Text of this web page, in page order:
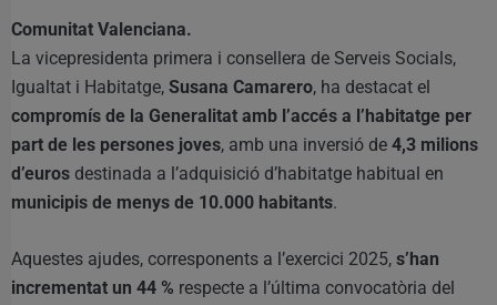
Comunitat Valenciana.
La vicepresidenta primera i consellera de Serveis Socials,
Igualtat i Habitatge, Susana Camarero, ha destacat el
compromís de la Generalitat amb l’accés a l’habitatge per
part de les persones joves, amb una inversió de 4,3 milions
d’euros destinada a l’adquisició d’habitatge habitual en
municipis de menys de 10.000 habitants.
Aquestes ajudes, corresponents a l’exercici 2025, s’han
incrementat un 44 % respecte a l’última convocatòria del